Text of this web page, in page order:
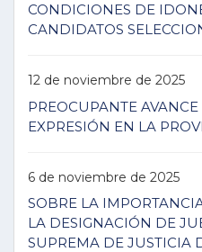
CONDICIONES DE
CANDIDATOS
12 de noviembre de 2025
PREOCUPANTE
EXPRESIÓN EN LA
6 de noviembre de 2025
SOBRE LA
LA DESIGNACIÓN DE
SUPREMA DE JUSTICIA